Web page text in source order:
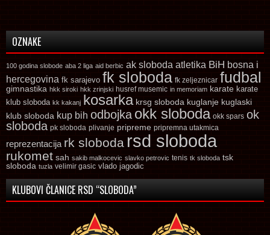
OZNAKE
100 godina slobode aba 2 liga aid berbic ak sloboda atletika BiH bosna i
hercegovina fk sarajevo fk sloboda fk zeljeznicar fudbal
gimnastika hkk siroki hkk zrinjski husref musemic in memoriam karate karate
klub sloboda kk kakanj kosarka krsg sloboda kuglanje kuglaski
klub sloboda kup bih odbojka okk sloboda okk spars ok
sloboda pk sloboda plivanje pripreme pripremna utakmica
reprezentacija rk sloboda rsd sloboda
rukomet sah sakib malkocevic slavko petrovic tenis tk sloboda tsk
sloboda tuzla velimir gasic vlado jagodic
KLUBOVI ČLANICE RSD “SLOBODA”